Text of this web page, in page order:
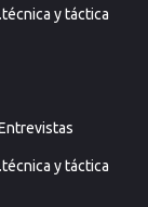
y táctica
y táctica